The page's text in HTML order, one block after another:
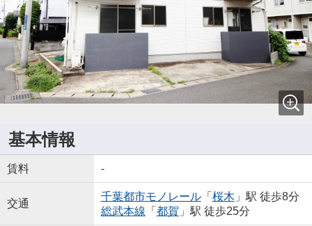
基本情報
賃料 -
交通
千葉都市モノレール「 桜木 」駅 徒歩8分
総武本線 「 都賀 」駅 徒歩25分